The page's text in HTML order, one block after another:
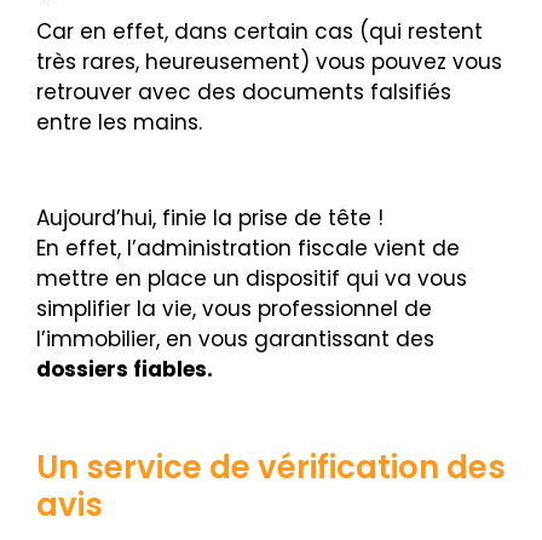
Car en effet, dans certain cas (qui restent
très rares, heureusement) vous pouvez vous
retrouver avec des documents falsifiés
entre les mains.
Aujourd’hui, finie la prise de tête !
En effet, l’administration fiscale vient de
mettre en place un dispositif qui va vous
simplifier la vie, vous professionnel de
l’immobilier, en vous garantissant des
dossiers fiables.
Un service de vérification des
avis